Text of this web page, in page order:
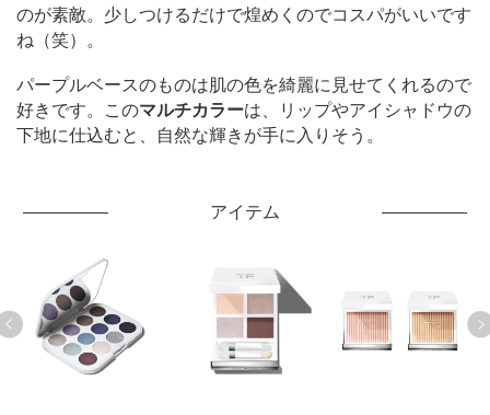
のが素敵。少しつけるだけで煌めくのでコスパがいいです
ね（笑）。
パープルベースのものは肌の色を綺麗に見せてくれるので
好きです。このマルチカラーは、リップやアイシャドウの
下地に仕込むと、自然な輝きが手に入りそう。
アイテム